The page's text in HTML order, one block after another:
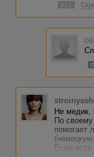
#10
Не медик,
По
помогает
Если есть